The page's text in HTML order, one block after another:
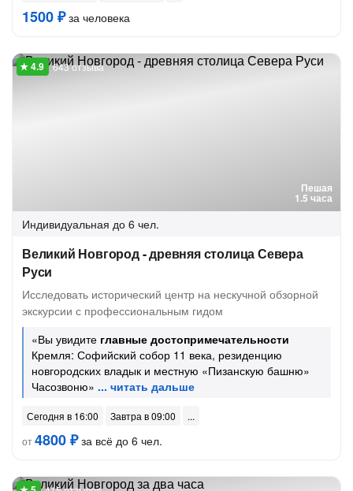
1500 ₽за человека
Пешая
1.5 часа
643 отзыва
Индивидуальная до 6 чел.
Великий Новгород - древняя столица Севера
Руси
Исследовать исторический центр на нескучной обзорной
экскурсии с профессиональным гидом
«Вы увидите главные достопримечательности
Кремля: Софийский собор 11 века, резиденцию
новгородских владык и местную «Пизанскую башню»
Часозвоню»
Сегодня в 16:00
Завтра в 09:00
от4800 ₽за всё до 6 чел.